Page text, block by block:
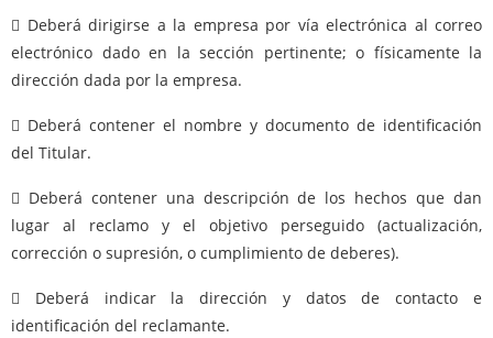
 Deberá dirigirse a la empresa por vía electrónica al correo
electrónico dado en la sección pertinente; o físicamente la
dirección dada por la empresa.
 Deberá contener el nombre y documento de identificación
del Titular.
 Deberá contener una descripción de los hechos que dan
lugar al reclamo y el objetivo perseguido (actualización,
corrección o supresión, o cumplimiento de deberes).
 Deberá indicar la dirección y datos de contacto e
identificación del reclamante.